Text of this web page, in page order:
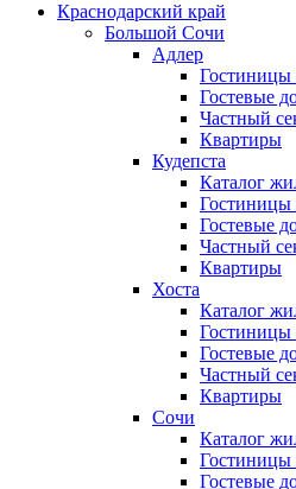
Краснодарский край
Большой Сочи
Адлер
Гостиницы
Гостевые
Частный
Квартиры
Кудепста
Каталог
Гостиницы
Гостевые
Частный
Квартиры
Хоста
Каталог
Гостиницы
Гостевые
Частный
Квартиры
Сочи
Каталог
Гостиницы
Гостевые